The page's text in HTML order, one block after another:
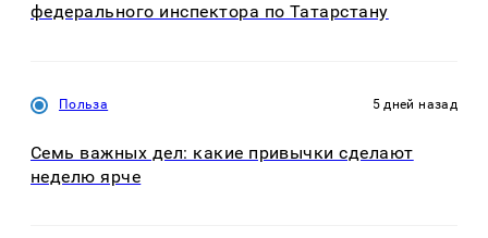
федерального инспектора по Татарстану
Польза 5 дней назад
Семь важных дел: какие привычки сделают
неделю ярче